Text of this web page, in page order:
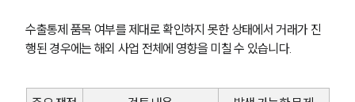
수출통제 품목 여부를 제대로 확인하지 못한 상태에서 거래가 진
행된 경우에는 해외 사업 전체에 영향을 미칠 수 있습니다.